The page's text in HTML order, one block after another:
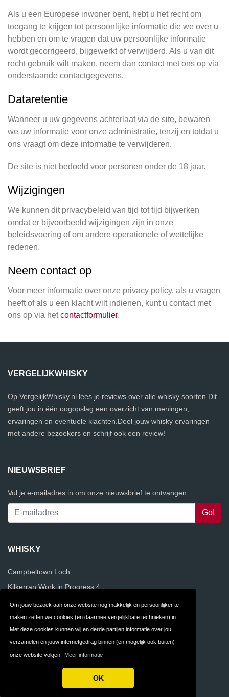
Om jouw bezoek aan onze website nog makkelijk en persoonlijker te
maken zetten we cookies (en daarmee vergelijkbare technieken) in.
Met deze cookies kunnen wij en derde partijen informatie over jou
verzamelen en jouw internetgedrag binnen (en mogelijk ook buiten)
onze website volgen. Meer informatie
OK
Als u een Europese inwoner bent, hebt u het recht om
toegang te krijgen tot persoonlijke informatie die we over u
hebben en om te vragen dat uw persoonlijke informatie
wordt gecorrigeerd, bijgewerkt of verwijderd. Als u van dit
recht gebruik wilt maken, neem dan contact met ons op via
onderstaande contactgegevens.
Dataretentie
Wanneer u uw gegevens achterlaat via de site, bewaren
we uw informatie voor onze administratie, tenzij en totdat u
ons vraagt om deze informatie te verwijderen.
De site is niet bedoeld voor personen onder de 18 jaar.
Wijzigingen
We kunnen dit privacybeleid van tijd tot tijd bijwerken
omdat er bijvoorbeeld wijzigingen zijn in onze
beleidsvoering of om andere operationele of wettelijke
redenen.
Neem contact op
Voor meer informatie over onze privacy policy, als u vragen
heeft of als u een klacht wilt indienen, kunt u contact met
ons op via hetcontactformulier.
VERGELIJKWHISKY
Op VergelijkWhisky.nl lees je reviews over alle whisky soorten.Dit
geeft jou in één oogopslag een overzicht van meningen,
ervaringen en eventuele klachten.Deel jouw whisky ervaringen
met andere bezoekers en schrijf ook een review!
NIEUWSBRIEF
Vul je e-mailadres in om onze nieuwsbrief te ontvangen.
WHISKY
Campbeltown Loch
Kilkerran Work in Progress 4
Contact Privacy
Algemene FAQ
Copyright © 2026 VergelijkWhisky